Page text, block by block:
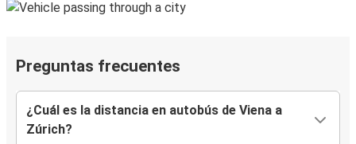
Preguntas frecuentes
¿Cuál es la distancia en autobús de Viena a
Zúrich?